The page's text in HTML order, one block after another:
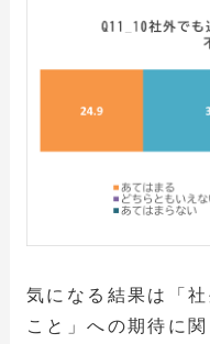
気になる結果は「
こと」への期待に